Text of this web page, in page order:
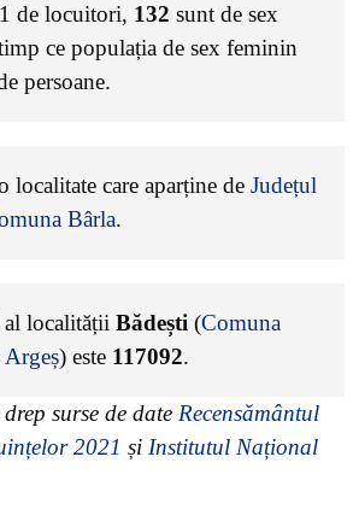
de locuitori, 132 sunt de sex
ce populația de sex feminin
persoane.
localitate care aparține de Județul
Bârla.
localității Bădești (Comuna
Argeș) este 117092.
surse de date Recensământul
2021 și Institutul Național